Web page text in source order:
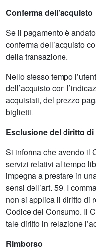
Conferma dell’acquisto
Se il pagamento è
conferma dell’acquisto
della transazione.
Nello stesso tempo
dell’acquisto con
acquistati, del prezzo
biglietti.
Esclusione del diritto di
Si informa che avendo il
servizi relativi al tempo
impegna a prestare in
sensi dell’art. 59, I
non si applica il diritto di
Codice del Consumo. Il
tale diritto in relazione
Rimborso